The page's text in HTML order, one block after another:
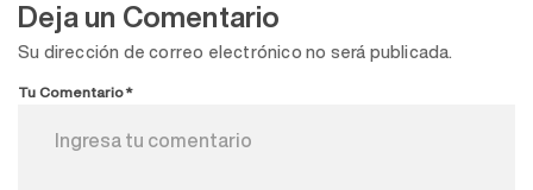
Deja un Comentario
Su dirección de correo electrónico no será publicada.
Tu Comentario*